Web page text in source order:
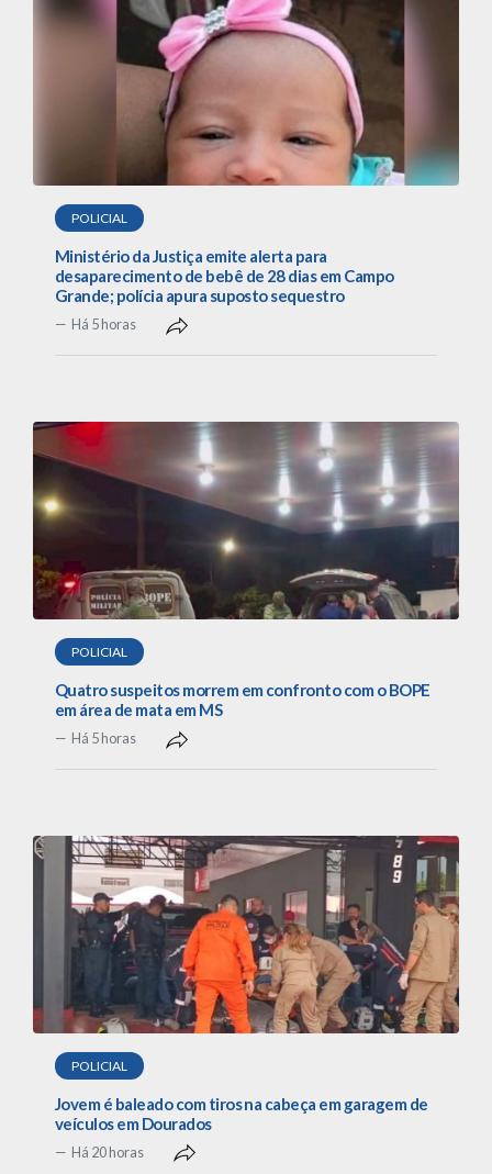
POLICIAL
Ministério da Justiça emite alerta para
desaparecimento de bebê de 28 dias em Campo
Grande; polícia apura suposto sequestro
Há 5 horas
POLICIAL
Quatro suspeitos morrem em confronto com o BOPE
em área de mata em MS
Há 5 horas
POLICIAL
Jovem é baleado com tiros na cabeça em garagem de
veículos em Dourados
Há 20 horas